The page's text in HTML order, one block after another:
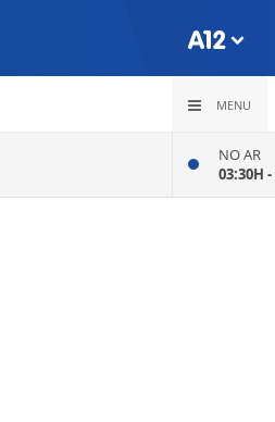
MENU
NO AR
03:30H -